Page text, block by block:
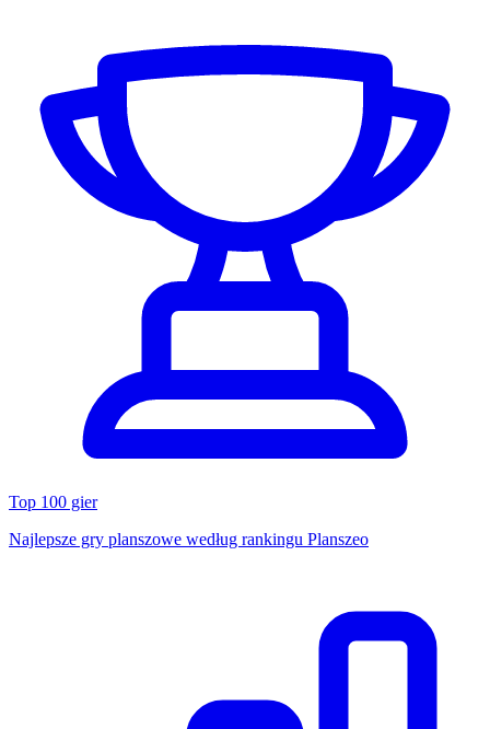
Top 100 gier
Najlepsze gry planszowe według rankingu Planszeo